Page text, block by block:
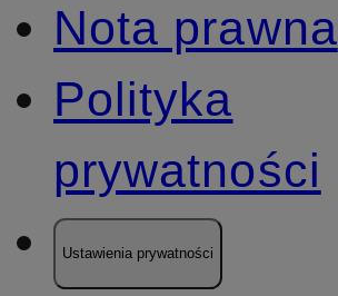
Nota prawna
Polityka
prywatności
Ustawienia prywatności